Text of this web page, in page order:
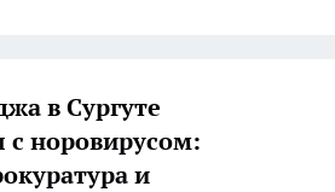
в Сургуте
с норовирусом:
и